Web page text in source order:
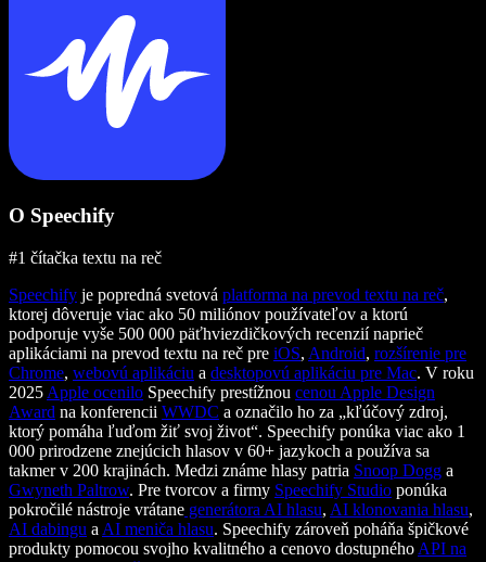
O Speechify
#1 čítačka textu na reč
Speechify je popredná svetová platforma na prevod textu na reč,
ktorej dôveruje viac ako 50 miliónov používateľov a ktorú
podporuje vyše 500 000 päťhviezdičkových recenzií naprieč
aplikáciami na prevod textu na reč pre iOS, Android, rozšírenie pre
Chrome, webovú aplikáciu a desktopovú aplikáciu pre Mac. V roku
2025 Apple ocenilo Speechify prestížnou cenou Apple Design
Award na konferencii WWDC a označilo ho za „kľúčový zdroj,
ktorý pomáha ľuďom žiť svoj život“. Speechify ponúka viac ako 1
000 prirodzene znejúcich hlasov v 60+ jazykoch a používa sa
takmer v 200 krajinách. Medzi známe hlasy patria Snoop Dogg a
Gwyneth Paltrow. Pre tvorcov a firmy Speechify Studio ponúka
pokročilé nástroje vrátane generátora AI hlasu, AI klonovania hlasu,
AI dabingu a AI meniča hlasu. Speechify zároveň poháňa špičkové
produkty pomocou svojho kvalitného a cenovo dostupného API na